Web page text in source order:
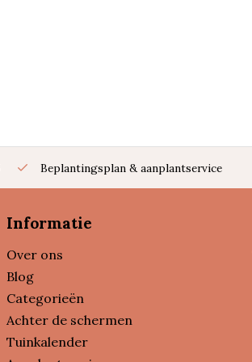
Beplantingsplan & aanplantservice
Informatie
Over ons
Blog
Categorieën
Achter de schermen
Tuinkalender